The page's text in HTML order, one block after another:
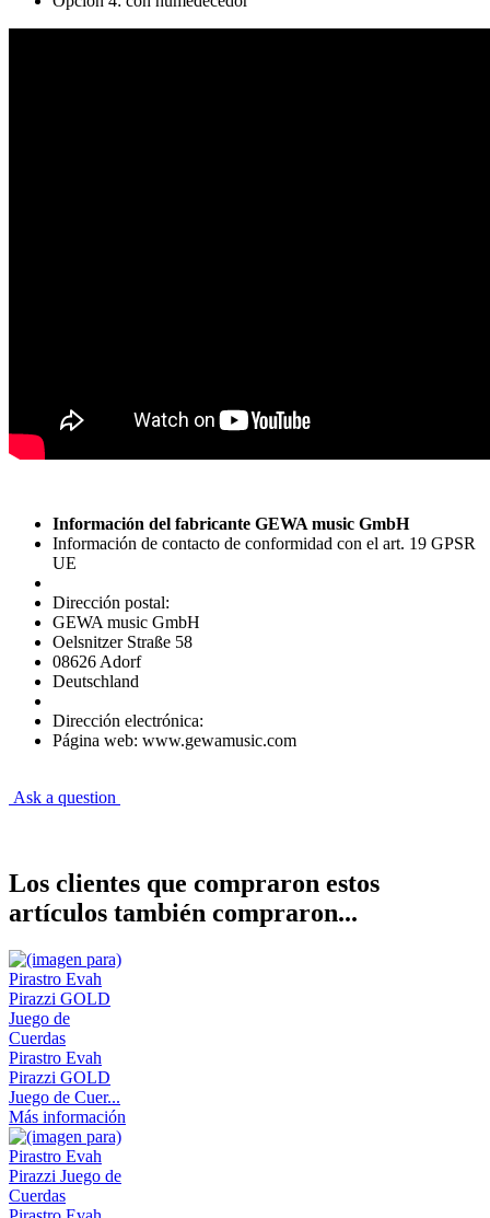
Información del fabricante GEWA music GmbH
Información de contacto de conformidad con el art. 19 GPSR
UE
Dirección postal:
GEWA music GmbH
Oelsnitzer Straße 58
08626 Adorf
Deutschland
Dirección electrónica:
Página web: www.gewamusic.com
Ask a question
Los clientes que compraron estos
artículos también compraron...
Pirastro Evah
Pirazzi GOLD
Juego de Cuer...
Más información